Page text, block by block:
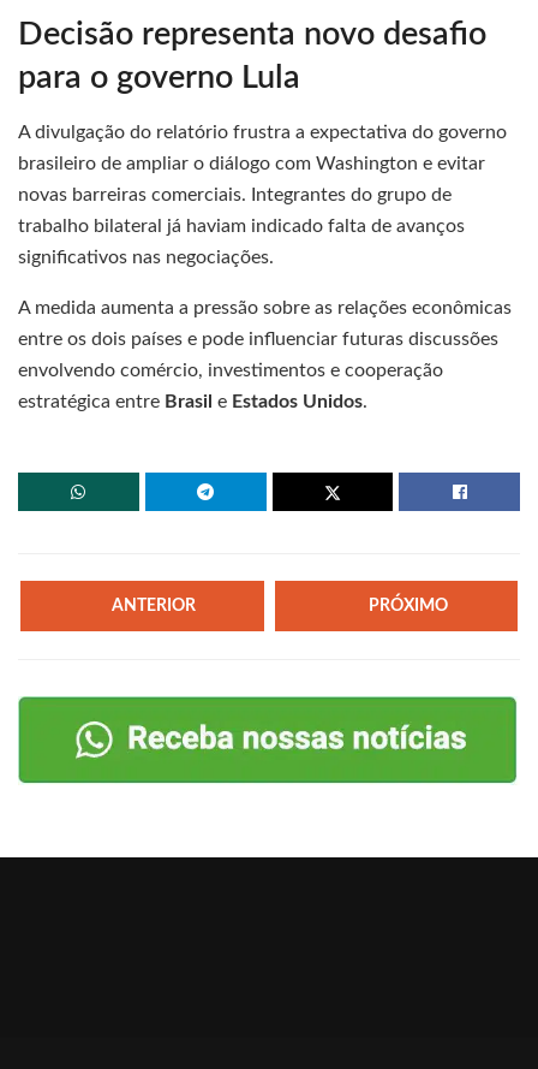
Decisão representa novo desafio
para o governo Lula
A divulgação do relatório frustra a expectativa do governo
brasileiro de ampliar o diálogo com Washington e evitar
novas barreiras comerciais. Integrantes do grupo de
trabalho bilateral já haviam indicado falta de avanços
significativos nas negociações.
A medida aumenta a pressão sobre as relações econômicas
entre os dois países e pode influenciar futuras discussões
envolvendo comércio, investimentos e cooperação
estratégica entre Brasil e Estados Unidos.
ANTERIOR PRÓXIMO